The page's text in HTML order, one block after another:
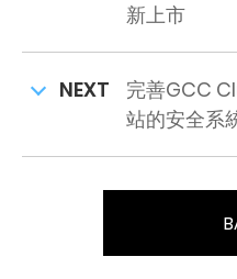
新上市
NEXT
完善GCC
站的安全系